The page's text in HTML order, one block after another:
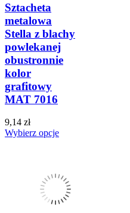
Sztacheta
metalowa
Stella z blachy
powlekanej
obustronnie
kolor
grafitowy
MAT 7016
9,14 zł
Wybierz opcje